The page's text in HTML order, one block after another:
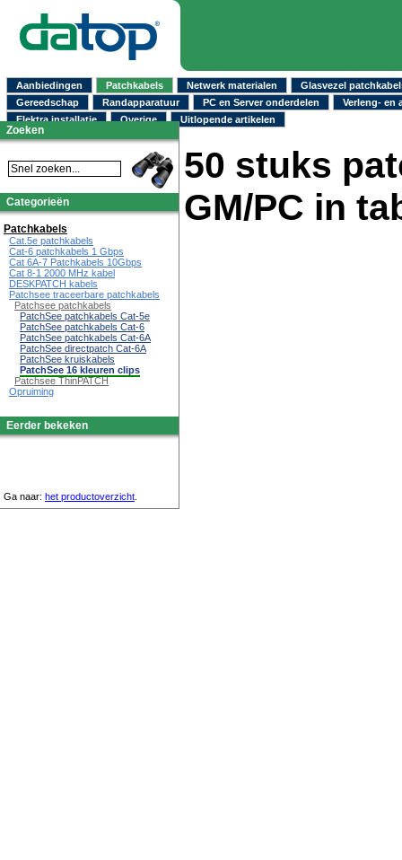
Aanbiedingen Patchkabels Netwerk materialen
Glasvezel
Gereedschap
Randapparatuur PC en Server onderdelen
Verleng- en
Elektra installatie
Overige Uitlopende artikelen
50 stuks
GM/PC in
Zoeken
Categorieën
Patchkabels
Cat.5e patchkabels
Cat-6 patchkabels 1 Gbps
Cat 6A-7 Patchkabels 10Gbps
Cat 8-1 2000 MHz kabel
DESKPATCH kabels
Patchsee traceerbare patchkabels
Patchsee patchkabels
PatchSee patchkabels Cat-5e
PatchSee patchkabels Cat-6
PatchSee patchkabels Cat-6A
PatchSee directpatch Cat-6A
PatchSee kruiskabels
PatchSee 16 kleuren clips
Patchsee ThinPATCH
Opruiming
Eerder bekeken
Ga naar: het productoverzicht